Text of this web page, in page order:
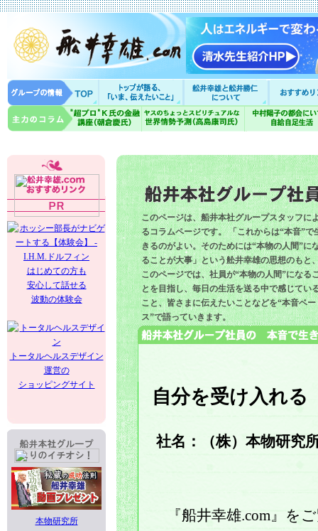
はじめての方も
安心して話せる
波動の体験会
トータルヘルスデザイン
運営の
ショッピングサイト
本物研究所
このページは、船井本社グループスタッフに
るコラムページです。 「これからは“本音”で
きるのがよい。そのためには“本物の人間”に
ることが大事」という舩井幸雄の思想のもと
このページでは、社員が“本物の人間”になる
とを目指し、毎日の生活を送る中で感じてい
こと、皆さまに伝えたいことなどを“本音ベー
ス”で語っていきます。
自分を受け入れる
社名：（株）本物研
『船井幸雄.com』を